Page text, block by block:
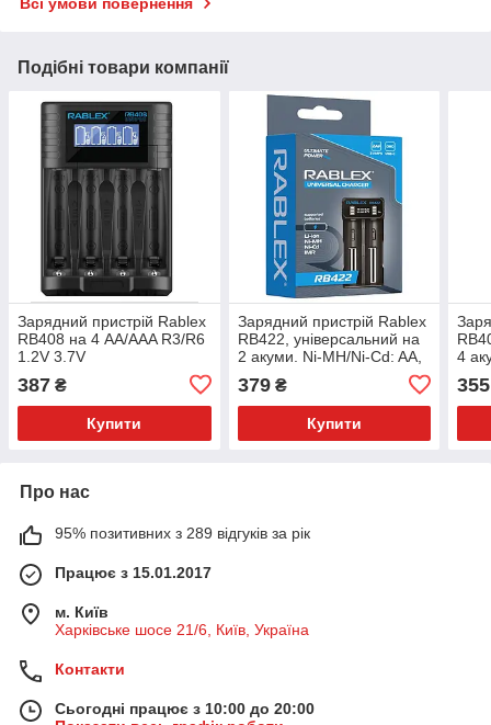
Всі умови повернення
Подібні товари компанії
Зарядний пристрій Rablex
RB408 на 4 AA/AAA R3/R6
1.2V 3.7V
387 ₴
Купити
Зарядний пристрій Rablex
RB422, універсальний на
2 акуми. Ni-MH/Ni-Cd: AA,
379₴
Купити
4
355
Про нас
95% позитивних з 289 відгуків за рік
Працює з 15.01.2017
м. Київ
Харківське шосе 21/6, Київ, Україна
Контакти
Сьогодні працює з 10:00 до 20:00